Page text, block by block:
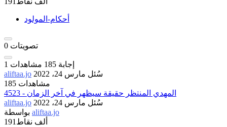
أحكام-المولود
0 تصويتات
1 إجابة 185 مشاهدات
aliftaa.jo
سُئل مارس 24، 2022
185 مشاهدات
4523 - المهدي المنتظر حقيقة سيظهر في آخر الزمان
aliftaa.jo
سُئل مارس 24، 2022
aliftaa.jo
191ألف نقاط